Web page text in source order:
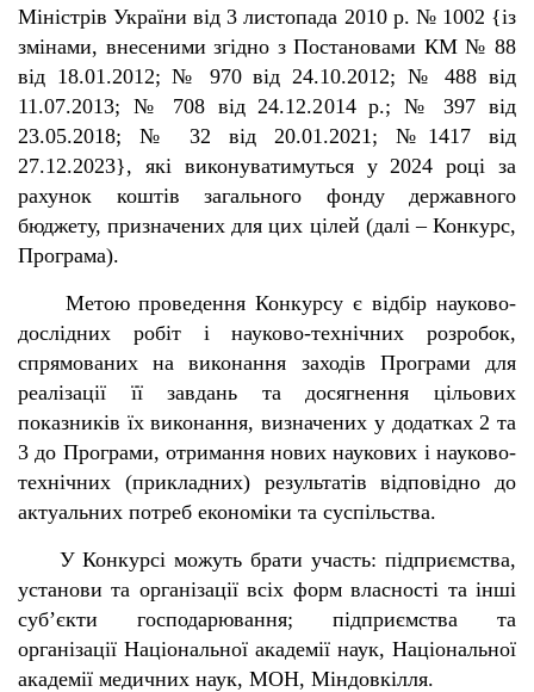
Міністрів України від 3 листопада 2010 р. № 1002 {із
змінами, внесеними згідно з Постановами КМ № 88
від 18.01.2012; № 970 від 24.10.2012; № 488 від
11.07.2013; № 708 від 24.12.2014 р.; № 397 від
23.05.2018; № 32 від 20.01.2021; №1417 від
27.12.2023}, які виконуватимуться у 2024 році за
рахунок коштів загального фонду державного
бюджету, призначених для цих цілей (далі – Конкурс,
Програма).
Метою проведення Конкурсу є відбір науково-
дослідних робіт і науково-технічних розробок,
спрямованих на виконання заходів Програми для
реалізації її завдань та досягнення цільових
показників їх виконання, визначених у додатках 2 та
3 до Програми, отримання нових наукових і науково-
технічних (прикладних) результатів відповідно до
актуальних потреб економіки та суспільства.
У Конкурсі можуть брати участь: підприємства,
установи та організації всіх форм власності та інші
суб’єкти господарювання; підприємства та
організації Національної академії наук, Національної
академії медичних наук, МОН, Міндовкілля.